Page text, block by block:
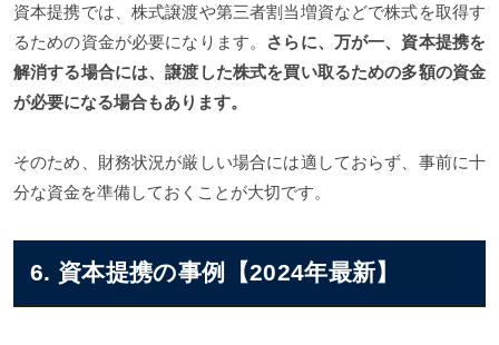
資本提携では、株式譲渡や第三者割当増資などで株式を取得す
るための資金が必要になります。
さらに、万が一、資本提携を
解消する場合には、譲渡した株式を買い取るための多額の資金
が必要になる場合もあります。
そのため、財務状況が厳しい場合には適しておらず、事前に十
分な資金を準備しておくことが大切です。
6. 資本提携の事例【2024年最新】